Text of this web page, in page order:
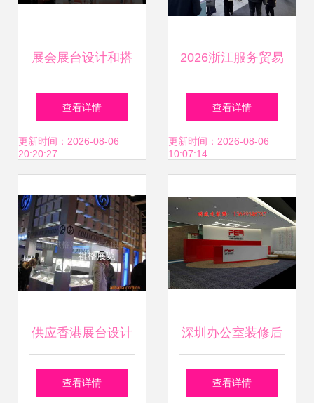
展会展台设计和搭
建服务
查看详情
更新时间：2026-08-06
20:20:27
2026浙江服务贸易
（西班牙）电子科
技展开幕 闪耀巴塞
采
查看详情
更新时间：2026-08-06
10:07:14
供应香港展台设计
搭建 深圳市祺格展
查看详情
深圳办公室装修后
地毯保养的七大实
查看详情